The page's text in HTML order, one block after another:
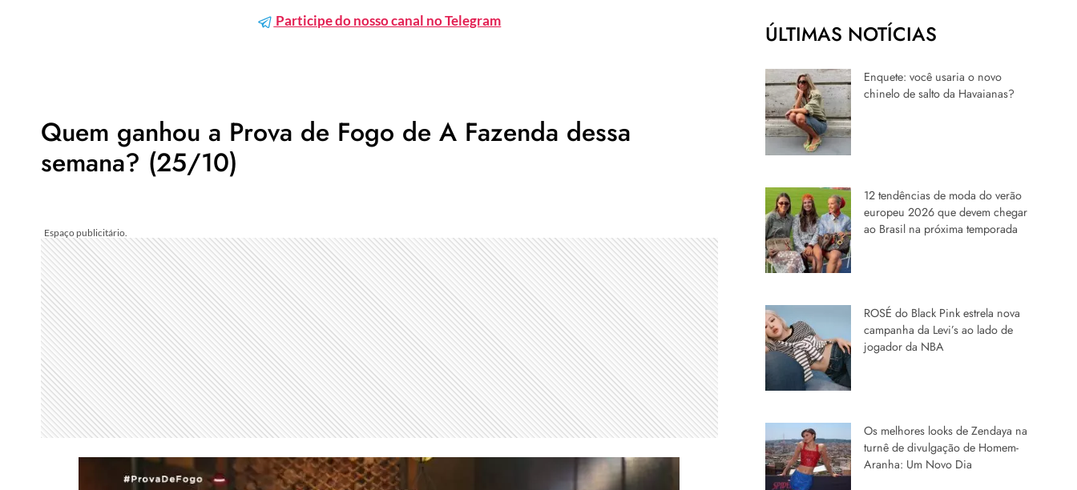
Participe do nosso canal no Telegram
Quem ganhou a Prova de Fogo de A Fazenda dessa
semana? (25/10)
ÚLTIMAS NOTÍCIAS
Enquete: você usaria o novo
chinelo de salto da Havaianas?
12 tendências de moda do verão
europeu 2026 que devem chegar
ao Brasil na próxima temporada
ROSÉ do Black Pink estrela nova
campanha da Levi’s ao lado de
jogador da NBA
Os melhores looks de Zendaya na
turnê de divulgação de Homem-
Aranha: Um Novo Dia